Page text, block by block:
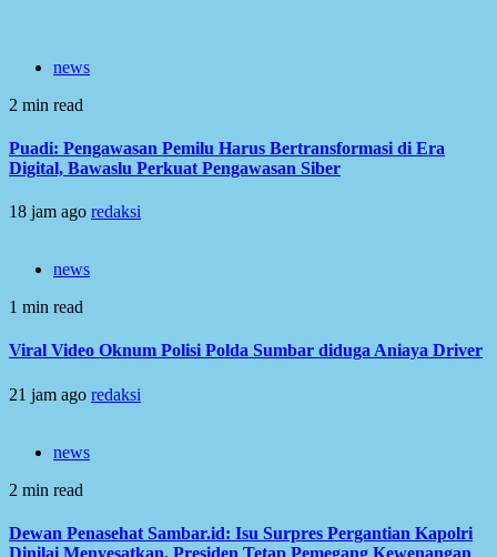
news
2 min read
Puadi: Pengawasan Pemilu Harus Bertransformasi di Era
Digital, Bawaslu Perkuat Pengawasan Siber
18 jam ago redaksi
news
1 min read
Viral Video Oknum Polisi Polda Sumbar diduga Aniaya Driver
21 jam ago redaksi
news
2 min read
Dewan Penasehat Sambar.id: Isu Surpres Pergantian Kapolri
Dinilai Menyesatkan, Presiden Tetap Pemegang Kewenangan